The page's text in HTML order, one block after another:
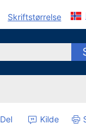
Skriftstørrelse
Del Kilde